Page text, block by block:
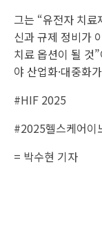
그는 “유전자 치
신과 규제 정비가
치료 옵션이 될 것
야 산업화·대중화
#HIF 2025
#2025헬스케어이
= 박수현 기자